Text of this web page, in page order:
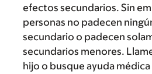
efectos secundarios. Sin
personas no padecen
secundario o padecen
secundarios menores.
hijo o busque ayuda médica